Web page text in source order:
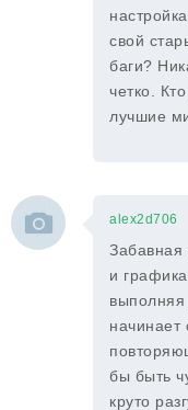
свой
баги?
четко.
лучшие
alex2d706
Забавная
и
выполняя
начинает
бы быть
круто